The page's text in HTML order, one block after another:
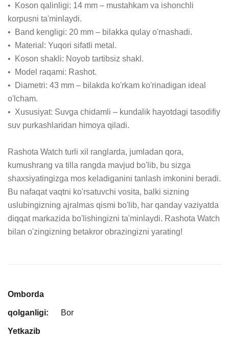
•  Koson qalinligi: 14 mm – mustahkam va ishonchli
korpusni ta'minlaydi.
•  Band kengligi: 20 mm – bilakka qulay o'rnashadi.
•  Material: Yuqori sifatli metal.
•  Koson shakli: Noyob tartibsiz shakl.
•  Model raqami: Rashot.
•  Diametri: 43 mm – bilakda ko'rkam ko'rinadigan ideal
o'lcham.
•  Xususiyat: Suvga chidamli – kundalik hayotdagi tasodifiy
suv purkashlaridan himoya qiladi.
Rashota Watch turli xil ranglarda, jumladan qora,
kumushrang va tilla rangda mavjud bo'lib, bu sizga
shaxsiyatingizga mos keladiganini tanlash imkonini beradi.
Bu nafaqat vaqtni ko'rsatuvchi vosita, balki sizning
uslubingizning ajralmas qismi bo'lib, har qanday vaziyatda
diqqat markazida bo'lishingizni ta'minlaydi. Rashota Watch
bilan o'zingizning betakror obrazingizni yarating!
Omborda
qolganligi: Bor
Yetkazib